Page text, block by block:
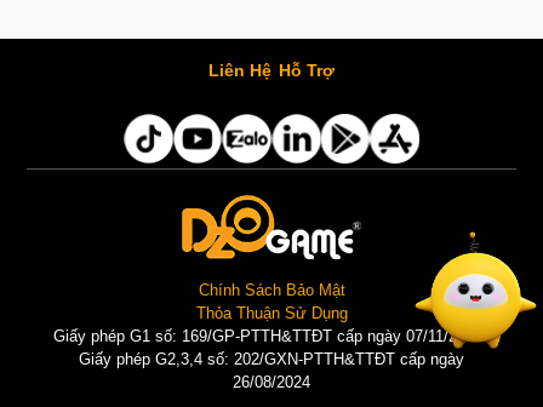
Liên Hệ Hỗ Trợ
Chính Sách Bảo Mật
Thỏa Thuận Sử Dụng
Giấy phép G1 số: 169/GP-PTTH&TTĐT cấp ngày 07/11/2025 |
Giấy phép G2,3,4 số: 202/GXN-PTTH&TTĐT cấp ngày
26/08/2024